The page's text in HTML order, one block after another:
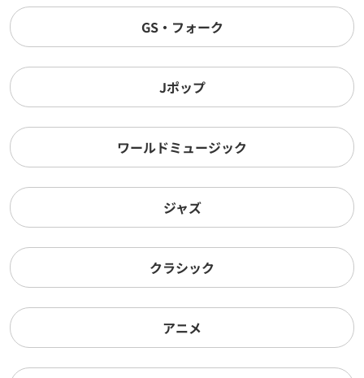
GS・フォーク
Jポップ
ワールドミュージック
ジャズ
クラシック
アニメ